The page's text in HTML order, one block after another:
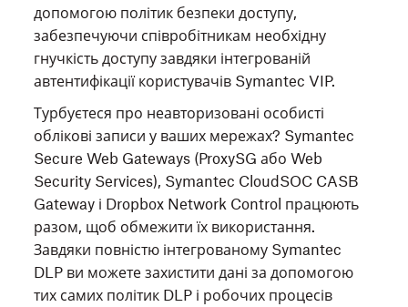
допомогою політик безпеки доступу,
забезпечуючи співробітникам необхідну
гнучкість доступу завдяки інтегрованій
автентифікації користувачів Symantec VIP.
Турбуєтеся про неавторизовані особисті
облікові записи у ваших мережах? Symantec
Secure Web Gateways (ProxySG або Web
Security Services), Symantec CloudSOC CASB
Gateway і Dropbox Network Control працюють
разом, щоб обмежити їх використання.
Завдяки повністю інтегрованому Symantec
DLP ви можете захистити дані за допомогою
тих самих політик DLP і робочих процесів